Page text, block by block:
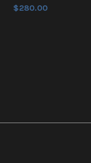
$280.00